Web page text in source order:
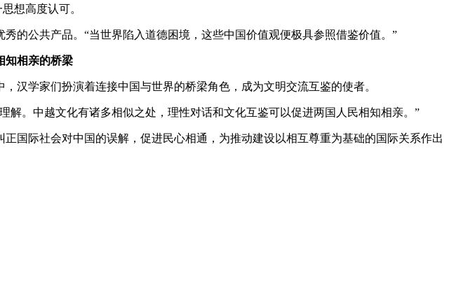
想高度认可。
公共产品。“当世界陷入道德困境，这些中国价值观便极具参照借鉴价值。”
知相亲的桥梁
学家们扮演着连接中国与世界的桥梁角色，成为文明交流互鉴的使者。
。中越文化有诸多相似之处，理性对话和文化互鉴可以促进两国人民相知相亲。”
际社会对中国的误解，促进民心相通，为推动建设以相互尊重为基础的国际关系作出